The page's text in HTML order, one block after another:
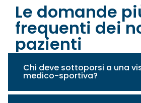
Le domande
frequenti dei
pazienti
Chi deve sottoporsi a una
medico-sportiva?